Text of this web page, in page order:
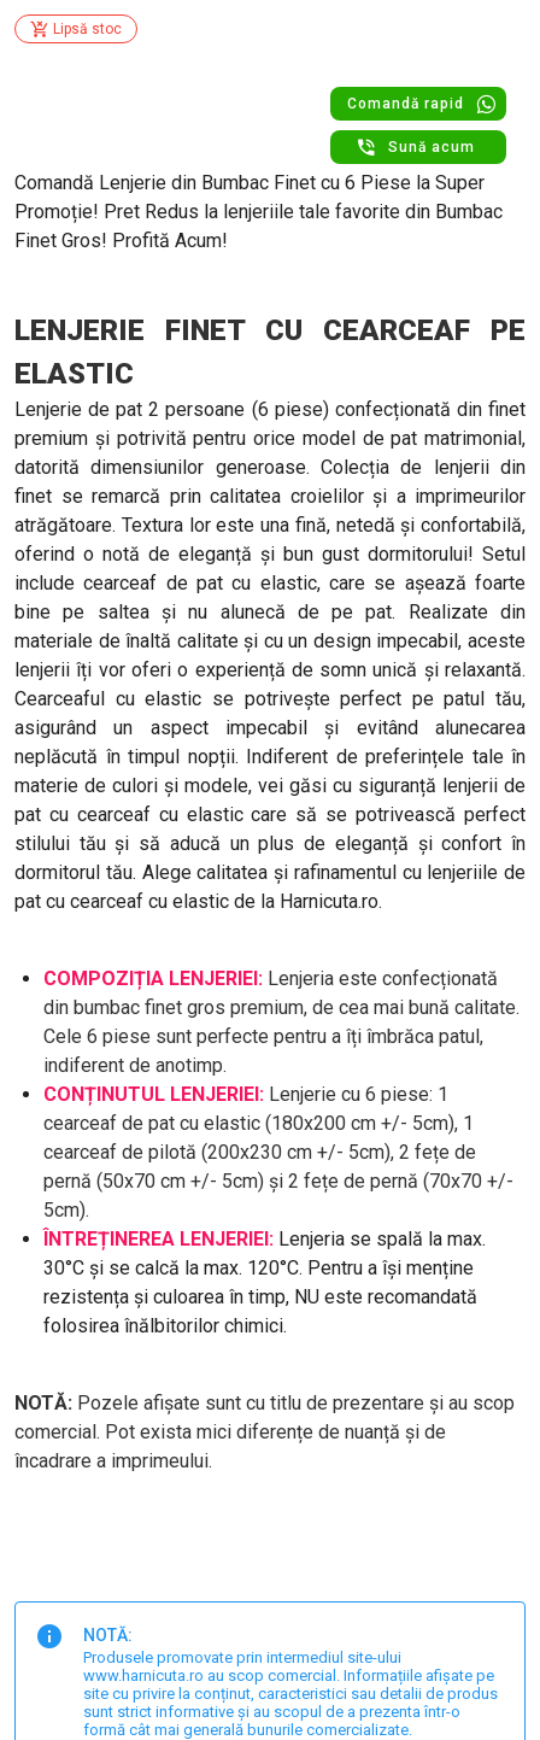
Lipsă stoc
Comandă rapid
Sună acum
Comandă Lenjerie din Bumbac Finet cu 6 Piese la Super
Promoție! Pret Redus la lenjeriile tale favorite din Bumbac
Finet Gros! Profită Acum!
LENJERIE FINET CU CEARCEAF PE
ELASTIC
Lenjerie de pat 2 persoane (6 piese) confecționată din finet
premium și potrivită pentru orice model de pat matrimonial,
datorită dimensiunilor generoase. Colecția de lenjerii din
finet se remarcă prin calitatea croielilor și a imprimeurilor
atrăgătoare. Textura lor este una fină, netedă și confortabilă,
oferind o notă de eleganță și bun gust dormitorului! Setul
include cearceaf de pat cu elastic, care se așează foarte
bine pe saltea și nu alunecă de pe pat. Realizate din
materiale de înaltă calitate și cu un design impecabil, aceste
lenjerii îți vor oferi o experiență de somn unică și relaxantă.
Cearceaful cu elastic se potrivește perfect pe patul tău,
asigurând un aspect impecabil și evitând alunecarea
neplăcută în timpul nopții. Indiferent de preferințele tale în
materie de culori și modele, vei găsi cu siguranță lenjerii de
pat cu cearceaf cu elastic care să se potrivească perfect
stilului tău și să aducă un plus de eleganță și confort în
dormitorul tău. Alege calitatea și rafinamentul cu lenjeriile de
pat cu cearceaf cu elastic de la Harnicuta.ro.
COMPOZIȚIA LENJERIEI: Lenjeria este confecționată
din bumbac finet gros premium, de cea mai bună calitate.
Cele 6 piese sunt perfecte pentru a îți îmbrăca patul,
indiferent de anotimp.
CONȚINUTUL LENJERIEI: Lenjerie cu 6 piese: 1
cearceaf de pat cu elastic (180x200 cm +/- 5cm), 1
cearceaf de pilotă (200x230 cm +/- 5cm), 2 fețe de
pernă (50x70 cm +/- 5cm) și 2 fețe de pernă (70x70 +/-
5cm).
ÎNTREȚINEREA LENJERIEI: Lenjeria se spală la max.
30°C și se calcă la max. 120°C. Pentru a își menține
rezistența și culoarea în timp, NU este recomandată
folosirea înălbitorilor chimici.
NOTĂ: Pozele afișate sunt cu titlu de prezentare și au scop
comercial. Pot exista mici diferențe de nuanță și de
încadrare a imprimeului.
NOTĂ:
Produsele promovate prin intermediul site-ului
www.harnicuta.ro au scop comercial. Informațiile afișate pe
site cu privire la conținut, caracteristici sau detalii de produs
sunt strict informative și au scopul de a prezenta într-o
formă cât mai generală bunurile comercializate.